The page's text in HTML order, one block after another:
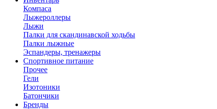
Компаса
Лыжероллеры
Лыжи
Палки для скандинавской ходьбы
Палки лыжные
Эспандеры, тренажеры
Спортивное питание
Прочее
Гели
Изотоники
Батончики
Бренды